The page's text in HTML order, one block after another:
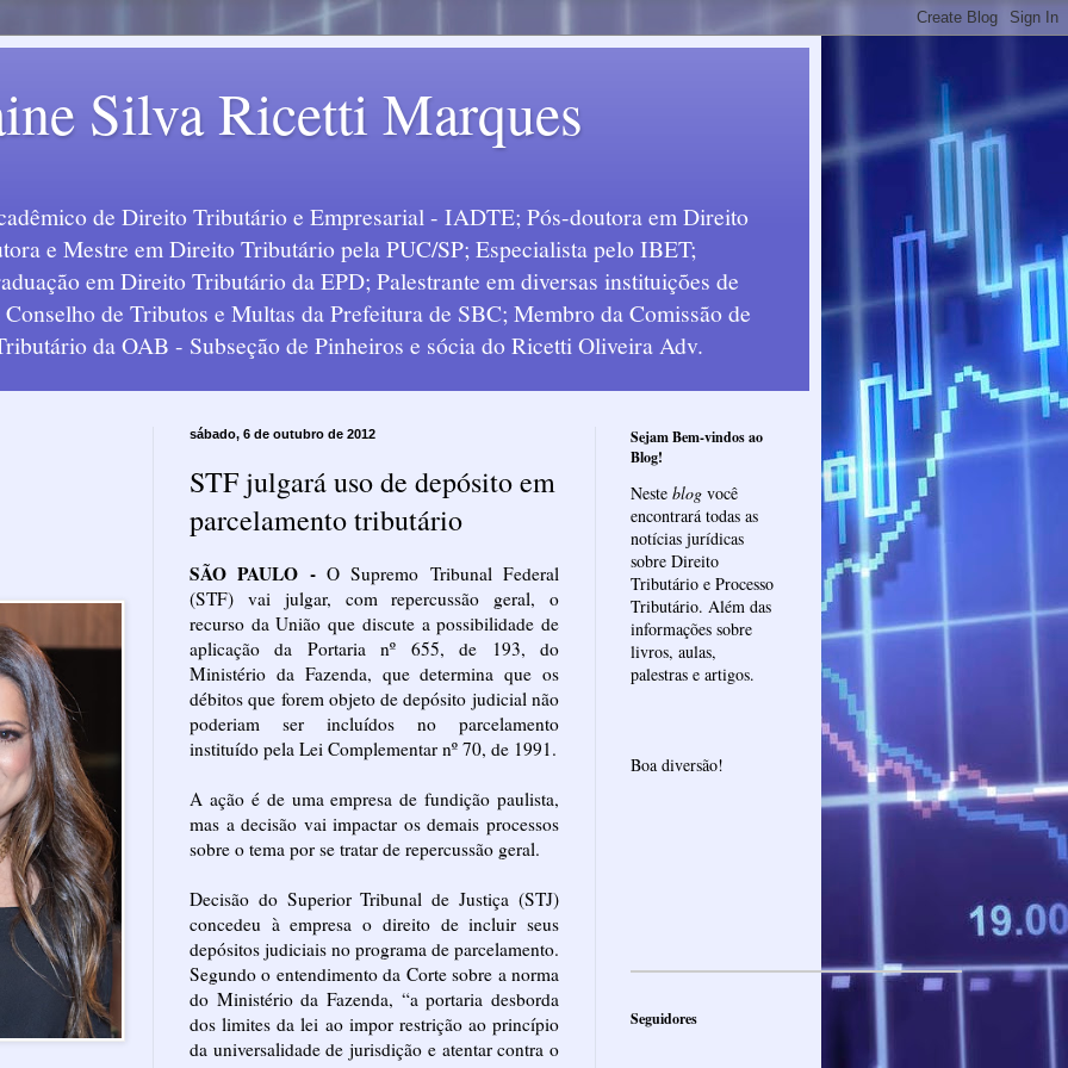
Silva Ricetti Marques
de Direito Tributário e Empresarial - IADTE; Pós-doutora em Direito
e Mestre em Direito Tributário pela PUC/SP; Especialista pelo IBET;
em Direito Tributário da EPD; Palestrante em diversas instituições de
de Tributos e Multas da Prefeitura de SBC; Membro da Comissão de
da OAB - Subseção de Pinheiros e sócia do Ricetti Oliveira Adv.
sábado, 6 de outubro de 2012
STF julgará uso de depósito em
parcelamento tributário
SÃO PAULO - O Supremo Tribunal Federal
(STF) vai julgar, com repercussão geral, o
recurso da União que discute a possibilidade de
aplicação da Portaria nº 655, de 193, do
Ministério da Fazenda, que determina que os
débitos que forem objeto de depósito judicial não
poderiam ser incluídos no parcelamento
instituído pela Lei Complementar nº 70, de 1991.
A ação é de uma empresa de fundição paulista,
mas a decisão vai impactar os demais processos
sobre o tema por se tratar de repercussão geral.
Decisão do Superior Tribunal de Justiça (STJ)
concedeu à empresa o direito de incluir seus
depósitos judiciais no programa de parcelamento.
Segundo o entendimento da Corte sobre a norma
do Ministério da Fazenda, “a portaria desborda
dos limites da lei ao impor restrição ao princípio
da universalidade de jurisdição e atentar contra o
Sejam Bem-vindos ao
Blog!
Neste blog você
encontrará todas as
notícias jurídicas
sobre Direito
Tributário e Processo
Tributário. Além das
informações sobre
livros, aulas,
palestras e artigos.
Boa diversão!
Seguidores